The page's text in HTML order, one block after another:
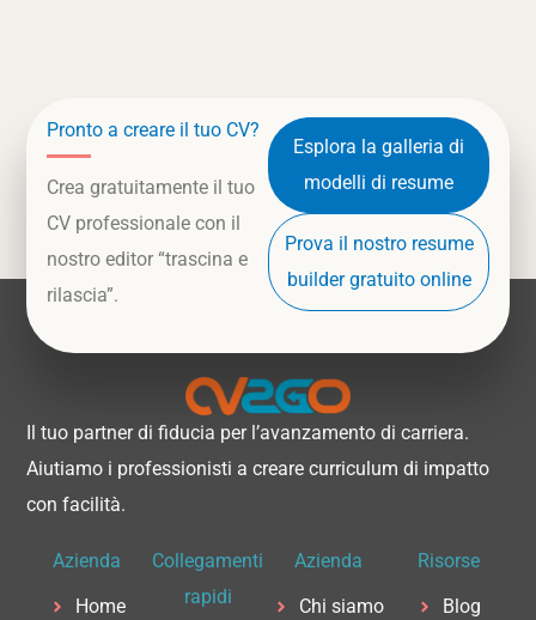
Pronto a creare il tuo CV?
Crea gratuitamente il tuo
CV professionale con il
nostro editor “trascina e
rilascia”.
Esplora la galleria di
modelli di resume
Prova il nostro resume
builder gratuito online
Il tuo partner di fiducia per l’avanzamento di carriera.
Aiutiamo i professionisti a creare curriculum di impatto
con facilità.
Azienda
Home
Collegamenti
rapidi
Azienda
Chi siamo
Risorse
Blog